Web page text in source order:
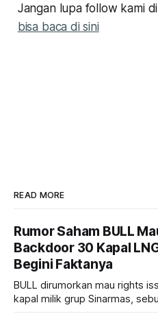
Jangan lupa follow kami
bisa baca di sini
READ MORE
Rumor Saham BULL
Backdoor 30 Kapal
Begini Faktanya
BULL dirumorkan mau rights
kapal milik grup Sinarmas,